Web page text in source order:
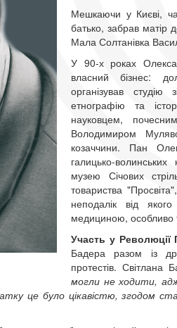
Мешкаючи у Києві,
батько, забрав матір
Мала Солтанівка
У 90-х роках
власний бізнес:
організував студію
етнографію та
науковцем,
Володимиром
козаччини. Пан
галицько-
музею Січових
товариства
неподалік від
медициною, особливо
Участь у Революції
Бадера разом із
протестів. Світлана
могли не ходити,
це було цікавістю, згодом